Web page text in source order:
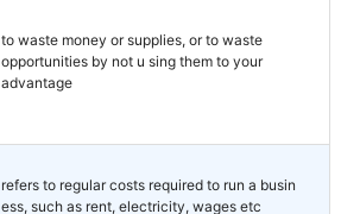
to waste money or supplies, or to waste
opportunities by not u sing them to your
advantage
refers to regular costs required to run a busin
ess, such as rent, electricity, wages etc